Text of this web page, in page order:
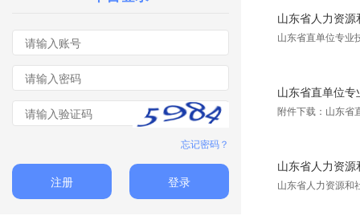
忘记密码？
注册 登录
山东省人力资
山东省直单位专业
山东省直单位
附件下载：山东省
山东省人力资
山东省人力资源和